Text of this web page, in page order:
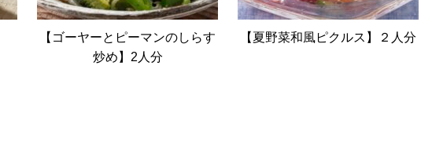
【ゴーヤーとピーマンのしらす
炒め】2人分
【夏野菜和風ピクルス】２人分